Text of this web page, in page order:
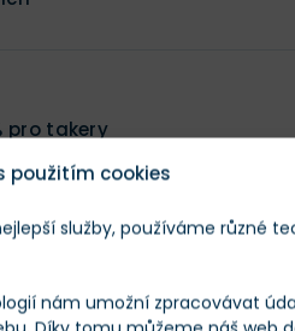
použitím cookies
služby, používáme různé
nám umožní zpracovávat
pro takery
vlastní platební
tradign, NFT tržiště